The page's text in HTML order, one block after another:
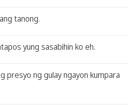
tanong.
yung sasabihin ko eh.
presyo ng gulay ngayon kumpara